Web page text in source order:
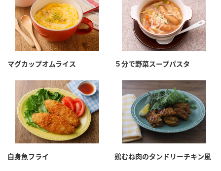
マグカップオムライス ５分で野菜スープパスタ
白身魚フライ 鶏むね肉のタンドリーチキン風